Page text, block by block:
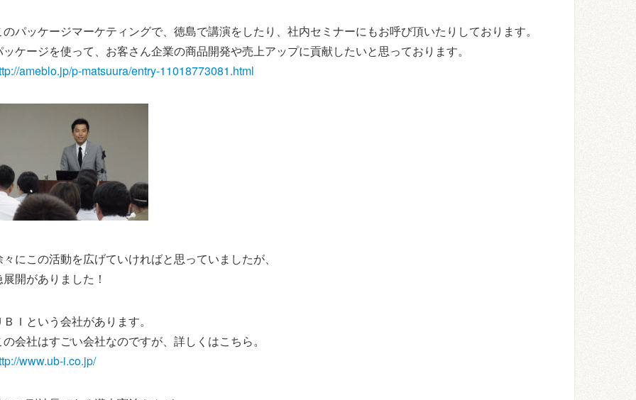
のパッケージマーケティングで、徳島で講演をしたり、社内セミナーにもお呼び頂いたりしております。
ッケージを使って、お客さん企業の商品開発や売上アップに貢献したいと思っております。
ameblo.jp/p-matsuura/entry-11018773081.html
々にこの活動を広げていければと思っていましたが、
展開がありました！
ＢＩという会社があります。
の会社はすごい会社なのですが、詳しくはこちら。
www.ub-i.co.jp/